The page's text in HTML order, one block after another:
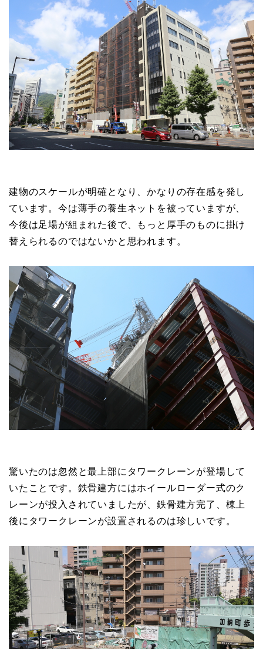
建物のスケールが明確となり、かなりの存在感を発し
ています。今は薄手の養生ネットを被っていますが、
今後は足場が組まれた後で、もっと厚手のものに掛け
替えられるのではないかと思われます。
驚いたのは忽然と最上部にタワークレーンが登場して
いたことです。鉄骨建方にはホイールローダー式のク
レーンが投入されていましたが、鉄骨建方完了、棟上
後にタワークレーンが設置されるのは珍しいです。